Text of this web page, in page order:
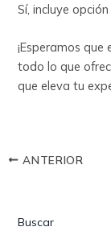
Sí, incluye
¡Esperamos
todo lo que
que eleva tu
ANTERIOR
Buscar